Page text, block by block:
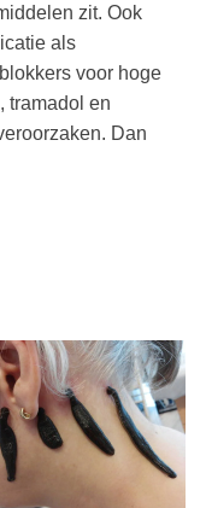
zit. Ook
als
voor hoge
tramadol en
Dan